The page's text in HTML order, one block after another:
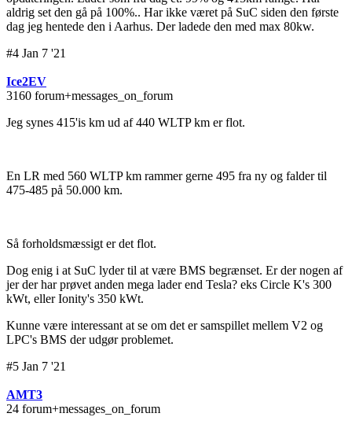
aldrig set den gå på 100%.. Har ikke været på SuC siden den første
dag jeg hentede den i Aarhus. Der ladede den med max 80kw.
#4 Jan 7 '21
Ice2EV
3160 forum+messages_on_forum
Jeg synes 415'is km ud af 440 WLTP km er flot.
En LR med 560 WLTP km rammer gerne 495 fra ny og falder til
475-485 på 50.000 km.
Så forholdsmæssigt er det flot.
Dog enig i at SuC lyder til at være BMS begrænset. Er der nogen af
jer der har prøvet anden mega lader end Tesla? eks Circle K's 300
kWt, eller Ionity's 350 kWt.
Kunne være interessant at se om det er samspillet mellem V2 og
LPC's BMS der udgør problemet.
#5 Jan 7 '21
AMT3
24 forum+messages_on_forum